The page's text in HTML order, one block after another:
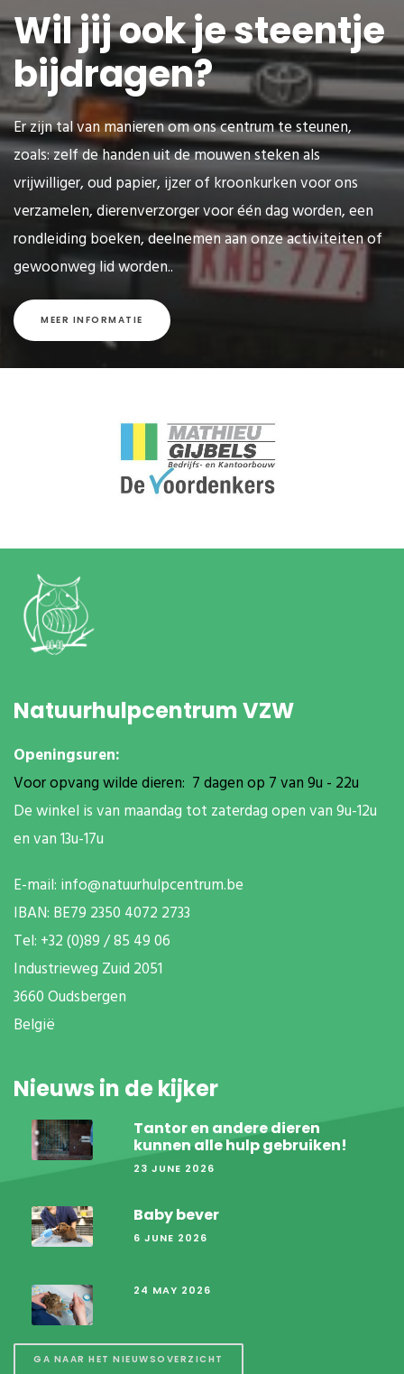
Wil jij ook je steentje
bijdragen?
Er zijn tal van manieren om ons centrum te steunen,
zoals: zelf de handen uit de mouwen steken als
vrijwilliger, oud papier, ijzer of kroonkurken voor ons
verzamelen, dierenverzorger voor één dag worden, een
rondleiding boeken, deelnemen aan onze activiteiten of
gewoonweg lid worden..
MEER INFORMATIE
Natuurhulpcentrum VZW
Openingsuren:
Voor opvang wilde dieren: 7 dagen op 7 van 9u - 22u
De winkel is van maandag tot zaterdag open van 9u-12u
en van 13u-17u
E-mail: info@natuurhulpcentrum.be
IBAN: BE79 2350 4072 2733
Tel: +32 (0)89 / 85 49 06
Industrieweg Zuid 2051
3660 Oudsbergen
België
Nieuws in de kijker
Tantor en andere dieren
kunnen alle hulp gebruiken!
23 JUNE 2026
Baby bever
6 JUNE 2026
24 MAY 2026
GA NAAR HET NIEUWSOVERZICHT